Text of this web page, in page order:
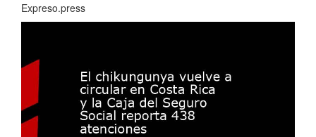
Expreso.press